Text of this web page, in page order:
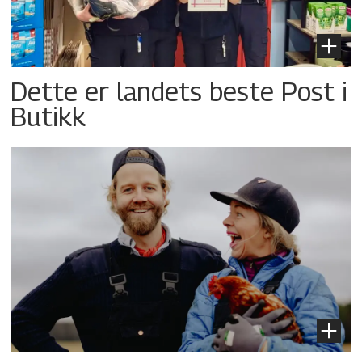
Dette er landets beste Post i
Butikk